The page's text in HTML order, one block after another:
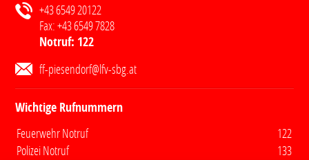
+43 6549 20122
Fax:+43 6549 7828
Notruf: 122
ff-piesendorf@lfv-sbg.at
Wichtige Rufnummern
Feuerwehr Notruf
122
Polizei Notruf
133